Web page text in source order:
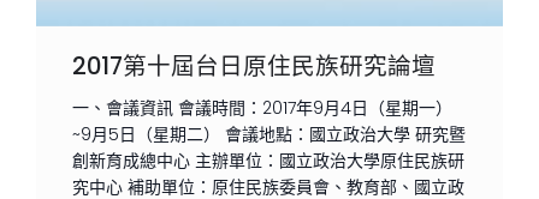
2017第十屆台日原住民族研究論壇
一、會議資訊 會議時間：2017年9月4日（星期一）
~9月5日（星期二） 會議地點：國立政治大學 研究暨
創新育成總中心 主辦單位：國立政治大學原住民族研
究中心 補助單位：原住民族委員會、教育部、國立政